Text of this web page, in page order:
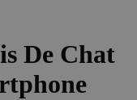
De Chat